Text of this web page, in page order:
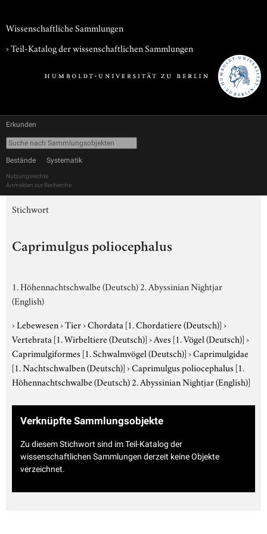
Wissenschaftliche Sammlungen
› Teil-Katalog der wissenschaftlichen Sammlungen
Erkunden
Bestände Systematik
Nutzungsrechte
Anmelden zur Recherche
Stichwort
Caprimulgus poliocephalus
1. Höhennachtschwalbe (Deutsch) 2. Abyssinian Nightjar
(English)
›Lebewesen›Tier›Chordata [1. Chordatiere (Deutsch)]›
Vertebrata [1. Wirbeltiere (Deutsch)]›Aves [1. Vögel (Deutsch)]›
Caprimulgiformes [1. Schwalmvögel (Deutsch)]›Caprimulgidae
[1. Nachtschwalben (Deutsch)]›Caprimulgus poliocephalus [1.
Höhennachtschwalbe (Deutsch) 2. Abyssinian Nightjar (English)]
Verknüpfte Sammlungsobjekte
Zu diesem Stichwort sind im Teil-Katalog der
wissenschaftlichen Sammlungen derzeit keine Objekte
verzeichnet.